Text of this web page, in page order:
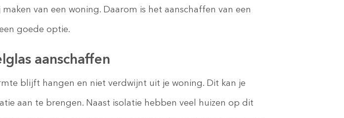
van een woning. Daarom is het aanschaffen van een
goede optie.
aanschaffen
blijft hangen en niet verdwijnt uit je woning. Dit kan je
aan te brengen. Naast isolatie hebben veel huizen op dit